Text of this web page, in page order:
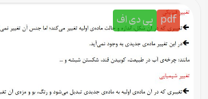
pdf پی دی اف